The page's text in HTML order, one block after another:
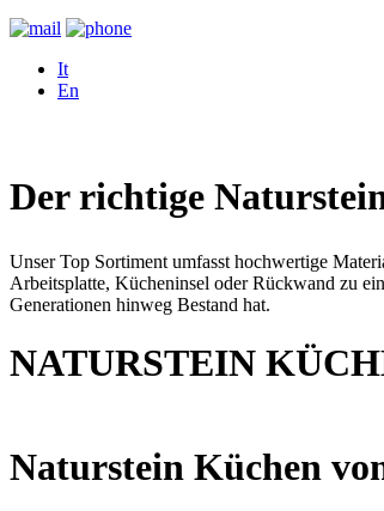
It
En
Der richtige
Unser Top Sortiment umfasst hochwertige
Arbeitsplatte, Kücheninsel oder Rückwand zu
Generationen hinweg Bestand hat.
NATURSTEIN
Naturstein Küchen